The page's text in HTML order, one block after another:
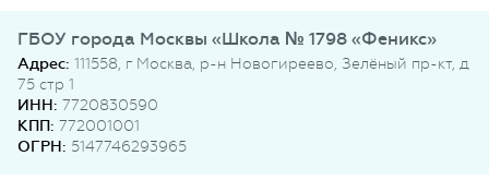
ГБОУ города Москвы «Школа № 1798 «Феникс»
Адрес: 111558, г Москва, р-н Новогиреево, Зелёный пр-кт, д
75 стр 1
ИНН: 7720830590
КПП: 772001001
ОГРН: 5147746293965